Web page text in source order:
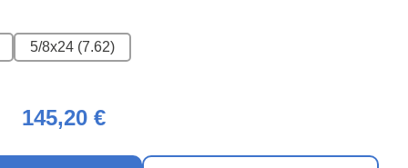
5/8x24 (7.62)
145,20 €